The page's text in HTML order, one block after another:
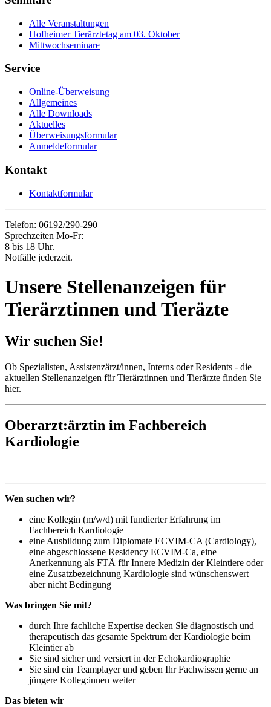
Alle Veranstaltungen
Hofheimer Tierärztetag am 03. Oktober
Mittwochseminare
Service
Online-Überweisung
Allgemeines
Alle Downloads
Aktuelles
Überweisungsformular
Anmeldeformular
Kontakt
Kontaktformular
Telefon: 06192/290-290
Sprechzeiten Mo-Fr:
8 bis 18 Uhr.
Notfälle jederzeit.
Unsere Stellenanzeigen für
Tierärztinnen und Tieräzte
Wir suchen Sie!
Ob Spezialisten, Assistenzärzt/innen, Interns oder Residents - die
aktuellen Stellenanzeigen für Tierärztinnen und Tierärzte finden Sie
hier.
Oberarzt:ärztin im Fachbereich
Kardiologie
Wen suchen wir?
eine Kollegin (m/w/d) mit fundierter Erfahrung im
Fachbereich Kardiologie
eine Ausbildung zum Diplomate ECVIM-CA (Cardiology),
eine abgeschlossene Residency ECVIM-Ca, eine
Anerkennung als FTÄ für Innere Medizin der Kleintiere oder
eine Zusatzbezeichnung Kardiologie sind wünschenswert
aber nicht Bedingung
Was bringen Sie mit?
durch Ihre fachliche Expertise decken Sie diagnostisch und
therapeutisch das gesamte Spektrum der Kardiologie beim
Kleintier ab
Sie sind sicher und versiert in der Echokardiographie
Sie sind ein Teamplayer und geben Ihr Fachwissen gerne an
jüngere Kolleg:innen weiter
Das bieten wir